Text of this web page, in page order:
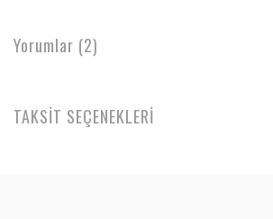
Yorumlar (2)
TAKSİT SEÇENEKLERİ